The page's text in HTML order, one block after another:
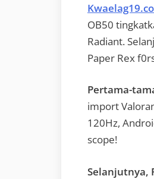
OB50
Radiant.
Paper Rex
Pertama-
import
120Hz,
scope!
Selanjutnya,